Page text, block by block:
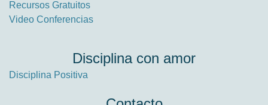
Recursos Gratuitos
Video Conferencias
Disciplina con amor
Disciplina Positiva